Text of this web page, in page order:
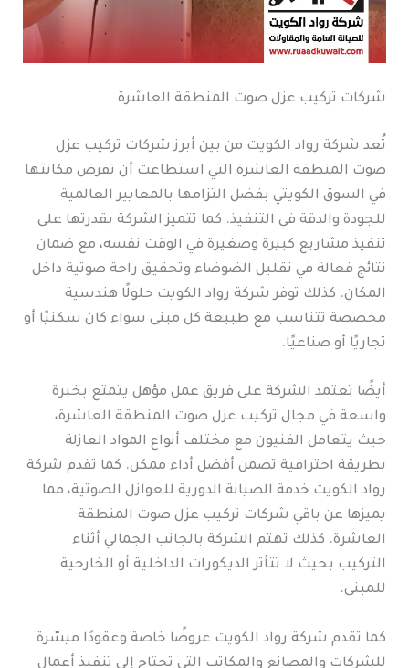
شركات تركيب عزل صوت المنطقة العاشرة
تُعد شركة رواد الكويت من بين أبرز شركات تركيب عزل
صوت المنطقة العاشرة التي استطاعت أن تفرض مكانتها
في السوق الكويتي بفضل التزامها بالمعايير العالمية
للجودة والدقة في التنفيذ. كما تتميز الشركة بقدرتها على
تنفيذ مشاريع كبيرة وصغيرة في الوقت نفسه، مع ضمان
نتائج فعالة في تقليل الضوضاء وتحقيق راحة صوتية داخل
المكان. كذلك توفر شركة رواد الكويت حلولًا هندسية
مخصصة تتناسب مع طبيعة كل مبنى سواء كان سكنيًا أو
تجاريًا أو صناعيًا.
أيضًا تعتمد الشركة على فريق عمل مؤهل يتمتع بخبرة
واسعة في مجال تركيب عزل صوت المنطقة العاشرة،
حيث يتعامل الفنيون مع مختلف أنواع المواد العازلة
بطريقة احترافية تضمن أفضل أداء ممكن. كما تقدم شركة
رواد الكويت خدمة الصيانة الدورية للعوازل الصوتية، مما
يميزها عن باقي شركات تركيب عزل صوت المنطقة
العاشرة. كذلك تهتم الشركة بالجانب الجمالي أثناء
التركيب بحيث لا تتأثر الديكورات الداخلية أو الخارجية
للمبنى.
كما تقدم شركة رواد الكويت عروضًا خاصة وعقودًا ميسّرة
للشركات والمصانع والمكاتب التي تحتاج إلى تنفيذ أعمال